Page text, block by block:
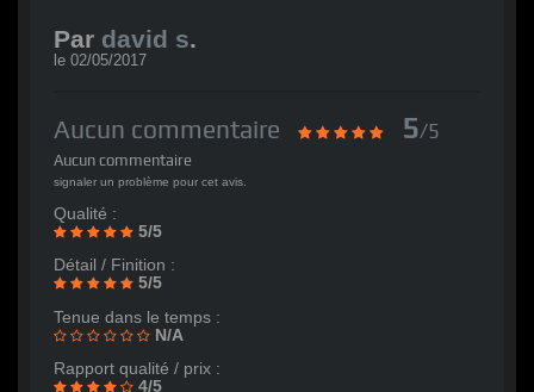
Par david s.
le 02/05/2017
Aucun commentaire 5/5
Aucun commentaire
signaler un problème pour cet avis.
Qualité :
5/5
Détail / Finition :
5/5
Tenue dans le temps :
N/A
Rapport qualité / prix :
4/5